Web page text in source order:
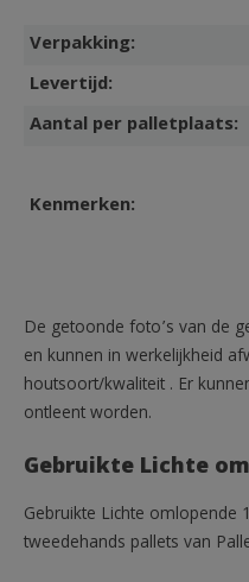
Verpakking:
Levertijd:
Aantal per palletplaats:
Kenmerken:
De getoonde foto’s van de
en kunnen in werkelijkheid
houtsoort/kwaliteit . Er
ontleent worden.
Gebruikte Lichte
Gebruikte Lichte omlopende
tweedehands pallets van